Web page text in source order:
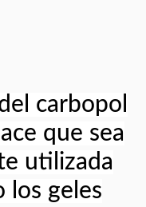
carbopol
que sea
utilizada
los geles